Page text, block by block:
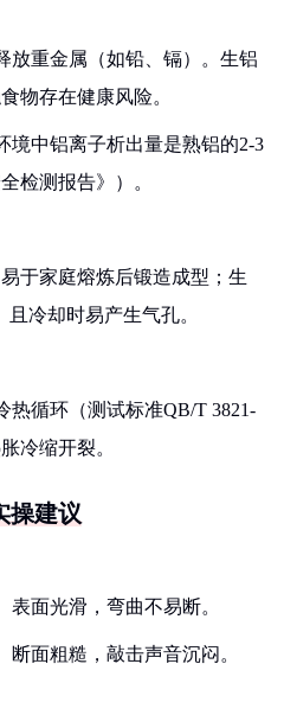
放重金属（如铅、镉）。生铝
物存在健康风险。
境中铝离子析出量是熟铝的2-3
检测报告》）。
于家庭熔炼后锻造成型；生
冷却时易产生气孔。
热循环（测试标准QB/T 3821-
冷缩开裂。
操建议
面光滑，弯曲不易断。
面粗糙，敲击声音沉闷。